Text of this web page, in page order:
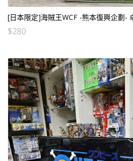
[日本限定]海賊王WCF -熊本復興企劃-
$280